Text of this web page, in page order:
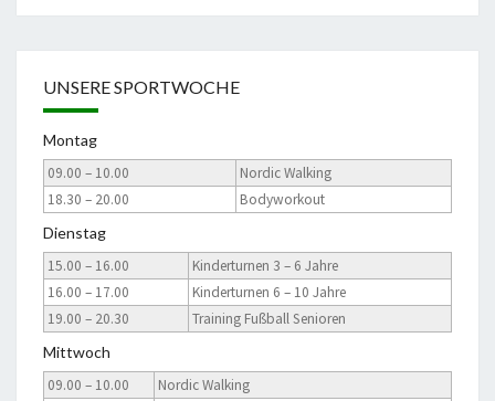
UNSERE SPORTWOCHE
Montag
09.00 – 10.00
Nordic Walking
18.30 – 20.00
Bodyworkout
Dienstag
15.00 – 16.00
Kinderturnen 3 – 6 Jahre
16.00 – 17.00
Kinderturnen 6 – 10 Jahre
19.00 – 20.30
Training Fußball Senioren
Mittwoch
09.00 – 10.00
Nordic Walking